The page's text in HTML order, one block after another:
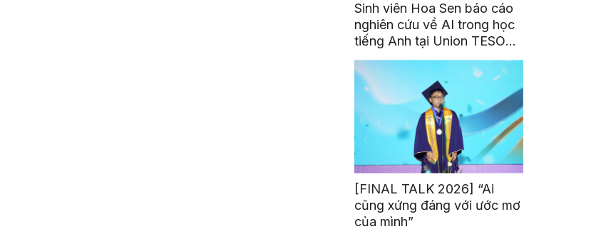
Sinh viên Hoa Sen báo cáo
nghiên cứu về AI trong học
tiếng Anh tại Union TESOL
2026 ở Singapore
[FINAL TALK 2026] “Ai
cũng xứng đáng với ước mơ
của mình”